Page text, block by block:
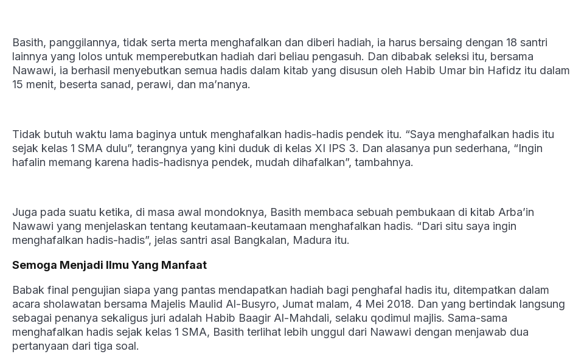
Basith, panggilannya, tidak serta merta menghafalkan dan diberi hadiah, ia harus bersaing dengan 18 santri
lainnya yang lolos untuk memperebutkan hadiah dari beliau pengasuh. Dan dibabak seleksi itu, bersama
Nawawi, ia berhasil menyebutkan semua hadis dalam kitab yang disusun oleh Habib Umar bin Hafidz itu dalam
15 menit, beserta sanad, perawi, dan ma’nanya.
Tidak butuh waktu lama baginya untuk menghafalkan hadis-hadis pendek itu. “Saya menghafalkan hadis itu
sejak kelas 1 SMA dulu”, terangnya yang kini duduk di kelas XI IPS 3. Dan alasanya pun sederhana, “Ingin
hafalin memang karena hadis-hadisnya pendek, mudah dihafalkan”, tambahnya.
Juga pada suatu ketika, di masa awal mondoknya, Basith membaca sebuah pembukaan di kitab Arba’in
Nawawi yang menjelaskan tentang keutamaan-keutamaan menghafalkan hadis. “Dari situ saya ingin
menghafalkan hadis-hadis”, jelas santri asal Bangkalan, Madura itu.
Semoga Menjadi Ilmu Yang Manfaat
Babak final pengujian siapa yang pantas mendapatkan hadiah bagi penghafal hadis itu, ditempatkan dalam
acara sholawatan bersama Majelis Maulid Al-Busyro, Jumat malam, 4 Mei 2018. Dan yang bertindak langsung
sebagai penanya sekaligus juri adalah Habib Baagir Al-Mahdali, selaku qodimul majlis. Sama-sama
menghafalkan hadis sejak kelas 1 SMA, Basith terlihat lebih unggul dari Nawawi dengan menjawab dua
pertanyaan dari tiga soal.